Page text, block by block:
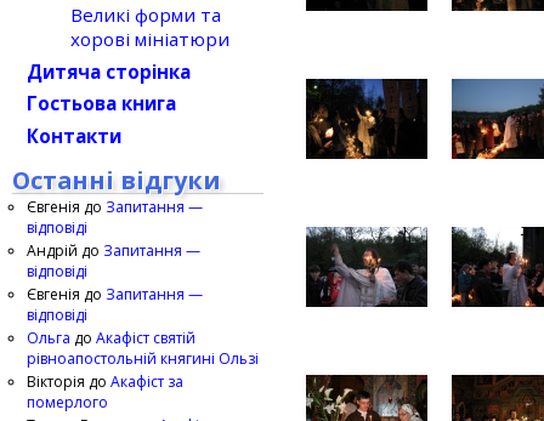
Великі форми та
хорові мініатюри
Дитяча сторінка
Гостьова книга
Контакти
Останні відгуки
Євгенія до Запитання —
відповіді
Андрій до Запитання —
відповіді
Євгенія до Запитання —
відповіді
Ольга до Акафіст святій
рівноапостольній княгині Ользі
Вікторія до Акафіст за
померлого